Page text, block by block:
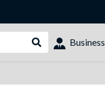
Webshop
Business